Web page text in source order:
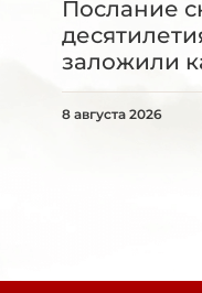
Послание
заложили
8 августа 2026